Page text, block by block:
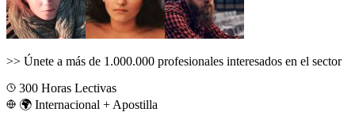
>> Únete a más de 1.000.000 profesionales interesados en el sector
300 Horas Lectivas
🌍 Internacional + Apostilla